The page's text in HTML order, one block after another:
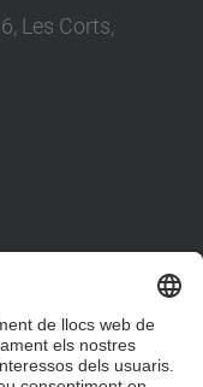
Les Corts,